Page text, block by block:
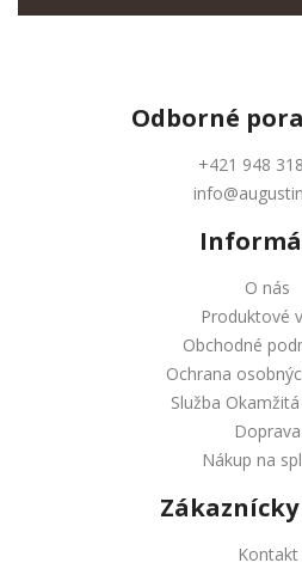
Odborné
+421 948
O nás
Produktové
Obchodné
Ochrana
Služba
Doprava
Nákup na
Kontakt